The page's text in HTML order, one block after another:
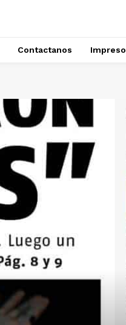
Contactanos Impreso